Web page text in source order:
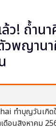
ว! ถ้ำน
พญานา